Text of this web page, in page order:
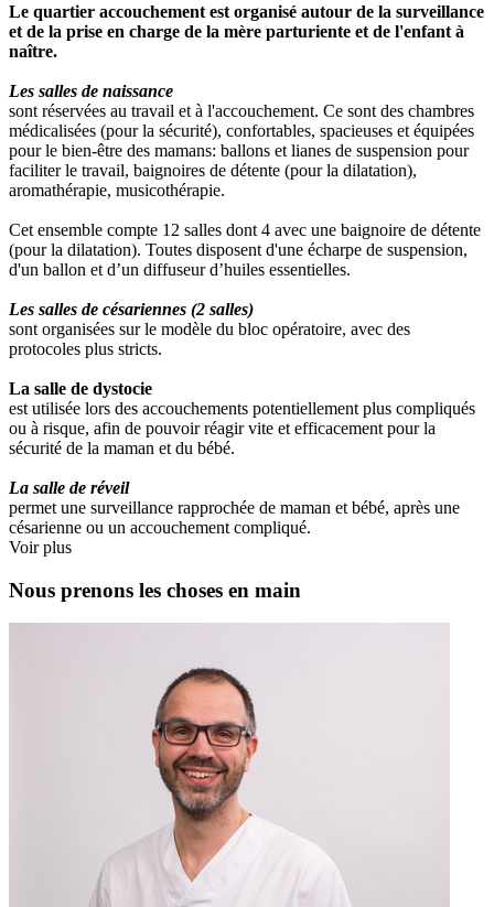
Le quartier accouchement est organisé autour de la surveillance
et de la prise en charge de la mère parturiente et de l'enfant à
naître.
Les salles de naissance
sont réservées au travail et à l'accouchement. Ce sont des chambres
médicalisées (pour la sécurité), confortables, spacieuses et équipées
pour le bien-être des mamans: ballons et lianes de suspension pour
faciliter le travail, baignoires de détente (pour la dilatation),
aromathérapie, musicothérapie.
Cet ensemble compte 12 salles dont 4 avec une baignoire de détente
(pour la dilatation). Toutes disposent d'une écharpe de suspension,
d'un ballon et d’un diffuseur d’huiles essentielles.
Les salles de césariennes (2 salles)
sont organisées sur le modèle du bloc opératoire, avec des
protocoles plus stricts.
La salle de dystocie
est utilisée lors des accouchements potentiellement plus compliqués
ou à risque, afin de pouvoir réagir vite et efficacement pour la
sécurité de la maman et du bébé.
La salle de réveil
permet une surveillance rapprochée de maman et bébé, après une
césarienne ou un accouchement compliqué.
Voir plus
Nous prenons les choses en main